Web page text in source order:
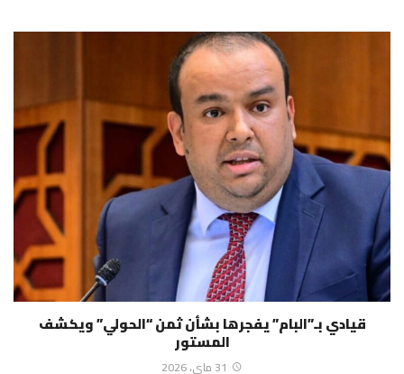
قيادي بـ”البام” يفجرها بشأن ثمن “الحولي” ويكشف
المستور
31 ماي، 2026